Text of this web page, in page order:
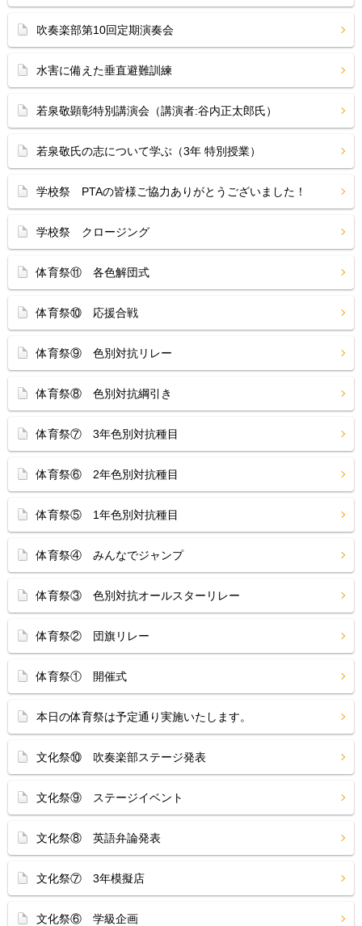
吹奏楽部第10回定期演奏会
水害に備えた垂直避難訓練
若泉敬顕彰特別講演会（講演者:谷内正太郎氏）
若泉敬氏の志について学ぶ（3年 特別授業）
学校祭 PTAの皆様ご協力ありがとうございました！
学校祭 クロージング
体育祭⑪ 各色解団式
体育祭⑩ 応援合戦
体育祭⑨ 色別対抗リレー
体育祭⑧ 色別対抗綱引き
体育祭⑦ 3年色別対抗種目
体育祭⑥ 2年色別対抗種目
体育祭⑤ 1年色別対抗種目
体育祭④ みんなでジャンプ
体育祭③ 色別対抗オールスターリレー
体育祭② 団旗リレー
体育祭① 開催式
本日の体育祭は予定通り実施いたします。
文化祭⑩ 吹奏楽部ステージ発表
文化祭⑨ ステージイベント
文化祭⑧ 英語弁論発表
文化祭⑦ 3年模擬店
文化祭⑥ 学級企画